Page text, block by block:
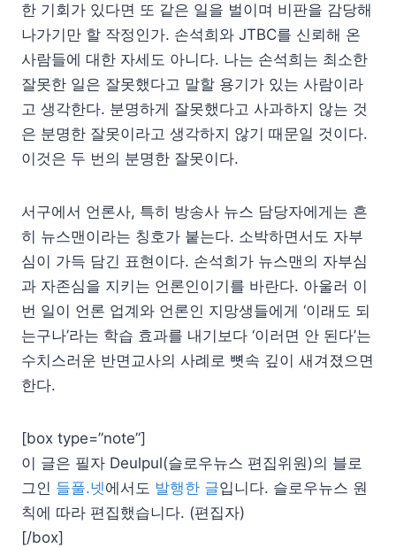
한 기회가 있다면 또 같은 일을 벌이며 비판을 감당해
나가기만 할 작정인가. 손석희와 JTBC를 신뢰해 온
사람들에 대한 자세도 아니다. 나는 손석희는 최소한
잘못한 일은 잘못했다고 말할 용기가 있는 사람이라
고 생각한다. 분명하게 잘못했다고 사과하지 않는 것
은 분명한 잘못이라고 생각하지 않기 때문일 것이다.
이것은 두 번의 분명한 잘못이다.
서구에서 언론사, 특히 방송사 뉴스 담당자에게는 흔
히 뉴스맨이라는 칭호가 붙는다. 소박하면서도 자부
심이 가득 담긴 표현이다. 손석희가 뉴스맨의 자부심
과 자존심을 지키는 언론인이기를 바란다. 아울러 이
번 일이 언론 업계와 언론인 지망생들에게 ‘이래도 되
는구나’라는 학습 효과를 내기보다 ‘이러면 안 된다’는
수치스러운 반면교사의 사례로 뼛속 깊이 새겨졌으면
한다.
[box type=”note”]
이 글은 필자 Deulpul(슬로우뉴스 편집위원)의 블로
그인 들풀.넷에서도 발행한 글입니다. 슬로우뉴스 원
칙에 따라 편집했습니다. (편집자)
[/box]